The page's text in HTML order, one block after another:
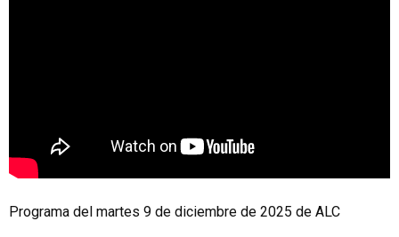
Programa del martes 9 de diciembre de 2025 de ALC